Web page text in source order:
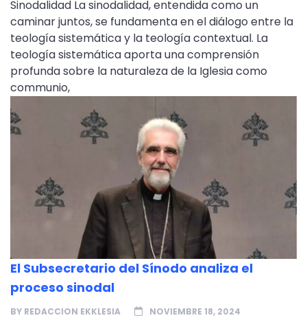
Sinodalidad La sinodalidad, entendida como un
caminar juntos, se fundamenta en el diálogo entre la
teología sistemática y la teología contextual. La
teología sistemática aporta una comprensión
profunda sobre la naturaleza de la Iglesia como
communio,
El Subsecretario del Sínodo analiza el
proceso sinodal
BY REDACCION EKKLESIA NOVIEMBRE 18, 2024